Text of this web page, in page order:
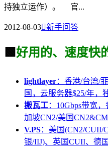
持独立运作）。 官...
2012-08-03新手问答
🟩 好用的、速度快
lightlayer：香港/台湾/
国，云服务器$25/年，
搬瓦工：10Gbps带宽
加坡CN2/美国
V.PS：美国(CN2/CUII/
银/IIJ)、英国CUII、德